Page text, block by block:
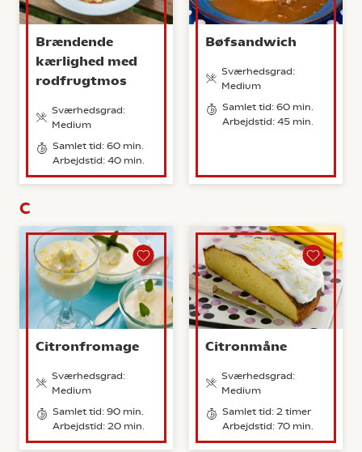
Brændende
kærlighed med
rodfrugtmos
Sværhedsgrad:
Medium
Samlet tid: 60 min.
Arbejdstid: 40 min.
Bøfsandwich
Sværhedsgrad:
Medium
Samlet tid: 60 min.
Arbejdstid: 45 min.
C
Citronfromage
Sværhedsgrad:
Medium
Samlet tid: 90 min.
Arbejdstid: 20 min.
Citronmåne
Sværhedsgrad:
Medium
Samlet tid: 2 timer
Arbejdstid: 70 min.